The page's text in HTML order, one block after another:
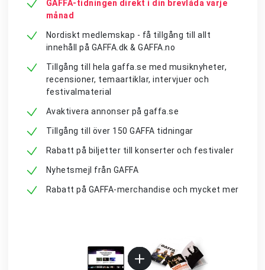
GAFFA-tidningen direkt i din brevlåda varje
månad
Nordiskt medlemskap - få tillgång till allt
innehåll på GAFFA.dk & GAFFA.no
Tillgång till hela gaffa.se med musiknyheter,
recensioner, temaartiklar, intervjuer och
festivalmaterial
Avaktivera annonser på gaffa.se
Tillgång till över 150 GAFFA tidningar
Rabatt på biljetter till konserter och festivaler
Nyhetsmejl från GAFFA
Rabatt på GAFFA-merchandise och mycket mer